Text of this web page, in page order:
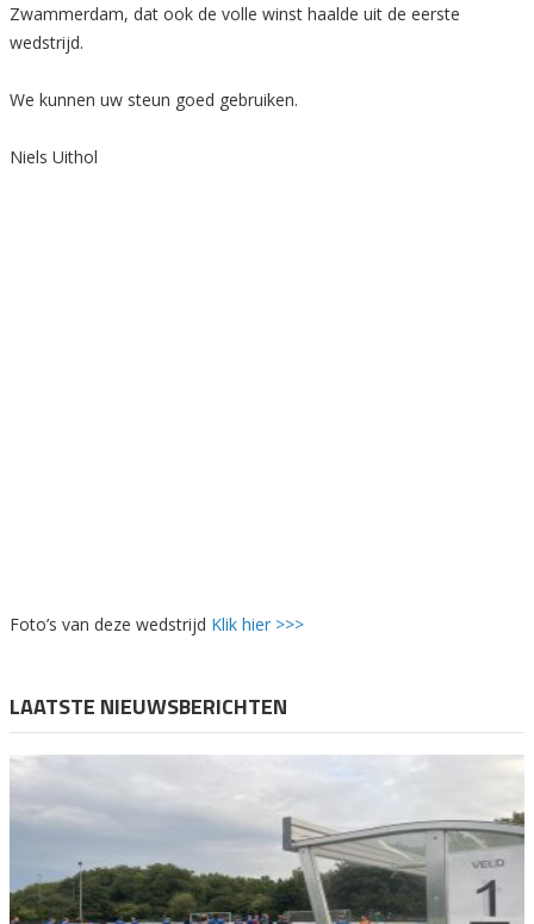
Zwammerdam, dat ook de volle winst haalde uit de eerste
wedstrijd.
We kunnen uw steun goed gebruiken.
Niels Uithol
Foto’s van deze wedstrijd Klik hier >>>
LAATSTE NIEUWSBERICHTEN